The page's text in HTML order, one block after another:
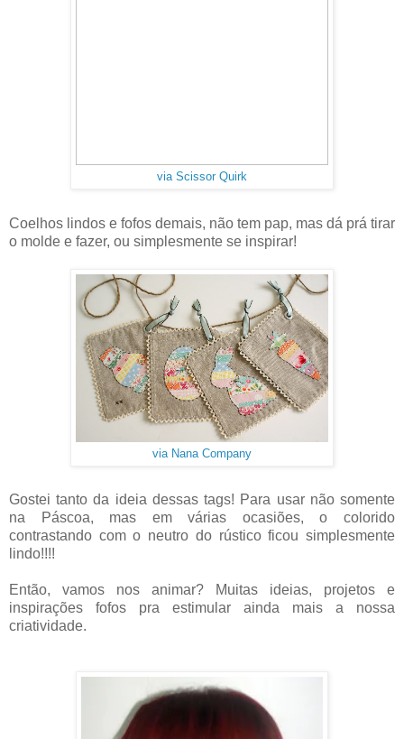
via Scissor Quirk
Coelhos lindos e fofos demais, não tem pap, mas dá prá tirar
o molde e fazer, ou simplesmente se inspirar!
via Nana Company
Gostei tanto da ideia dessas tags! Para usar não somente
na Páscoa, mas em várias ocasiões, o colorido
contrastando com o neutro do rústico ficou simplesmente
lindo!!!!
Então, vamos nos animar? Muitas ideias, projetos e
inspirações fofos pra estimular ainda mais a nossa
criatividade.